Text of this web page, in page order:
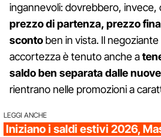
ingannevoli: dovrebbero,
prezzo di partenza, prezzo
sconto ben in vista. Il
accortezza è tenuto anche a
saldo ben separata dalle
rientrano nelle promozioni a
LEGGI ANCHE
Iniziano i saldi estivi 2026,